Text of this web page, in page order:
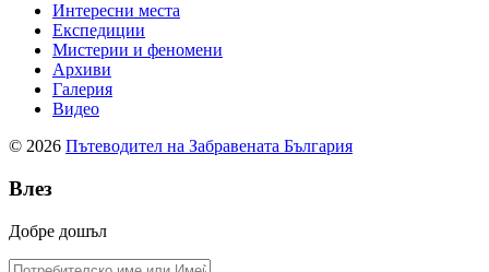
Интересни места
Експедиции
Мистерии и феномени
Архиви
Галерия
Видео
© 2026 Пътеводител на Забравената България
Влез
Добре дошъл